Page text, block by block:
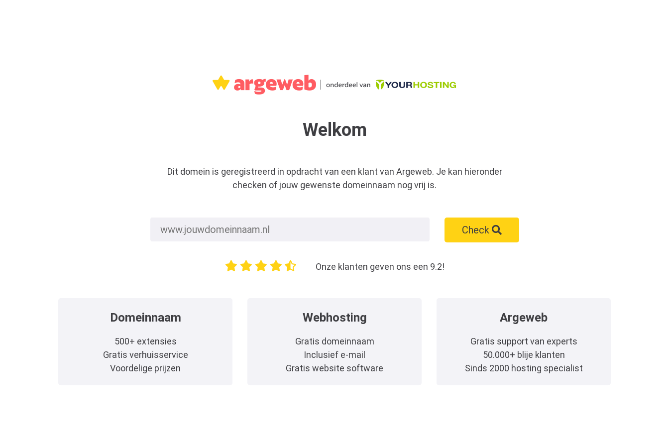
Welkom
Dit domein is geregistreerd in opdracht van een klant van Argeweb. Je kan hieronder
checken of jouw gewenste domeinnaam nog vrij is.
Check
Onze klanten geven ons een 9.2!
Domeinnaam
500+ extensies
Gratis verhuisservice
Voordelige prijzen
Webhosting
Gratis domeinnaam
Inclusief e-mail
Gratis website software
Argeweb
Gratis support van experts
50.000+ blije klanten
Sinds 2000 hosting specialist